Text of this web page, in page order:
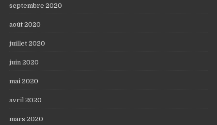
septembre 2020
août 2020
juillet 2020
juin 2020
mai 2020
avril 2020
mars 2020